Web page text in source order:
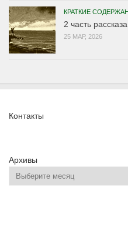
КРАТКИЕ
2 часть
25 МАР, 2026
Контакты
Архивы